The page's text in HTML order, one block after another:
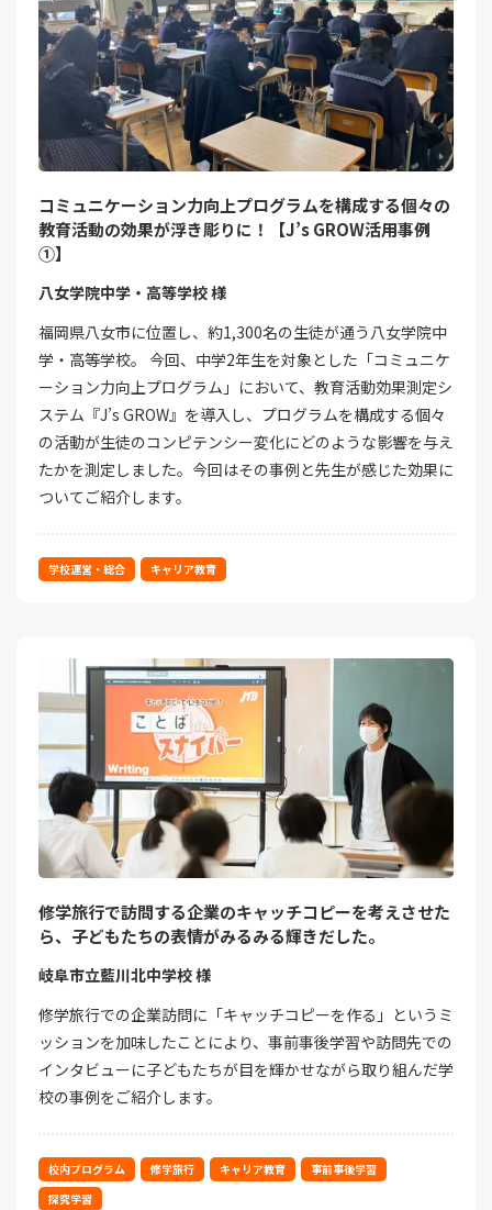
コミュニケーション力向上プログラムを構成する個々の
教育活動の効果が浮き彫りに！【J’s GROW活用事例
①】
八女学院中学・高等学校 様
福岡県八女市に位置し、約1,300名の生徒が通う八女学院中
学・高等学校。 今回、中学2年生を対象とした「コミュニケ
ーション力向上プログラム」において、教育活動効果測定シ
ステム『J’s GROW』を導入し、プログラムを構成する個々
の活動が生徒のコンピテンシー変化にどのような影響を与え
たかを測定しました。今回はその事例と先生が感じた効果に
ついてご紹介します。
学校運営・総合 キャリア教育
修学旅行で訪問する企業のキャッチコピーを考えさせた
ら、子どもたちの表情がみるみる輝きだした。
岐阜市立藍川北中学校 様
修学旅行での企業訪問に「キャッチコピーを作る」というミ
ッションを加味したことにより、事前事後学習や訪問先での
インタビューに子どもたちが目を輝かせながら取り組んだ学
校の事例をご紹介します。
校内プログラム 修学旅行 キャリア教育
事前事後学習
探究学習